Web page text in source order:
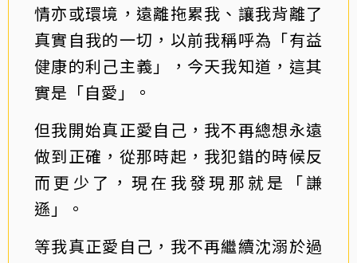
情亦或環境，遠離拖累我、讓我背離了
真實自我的一切，以前我稱呼為「有益
健康的利己主義」，今天我知道，這其
實是「自愛」。
但我開始真正愛自己，我不再總想永遠
做到正確，從那時起，我犯錯的時候反
而更少了，現在我發現那就是「謙
遜」。
等我真正愛自己，我不再繼續沈溺於過